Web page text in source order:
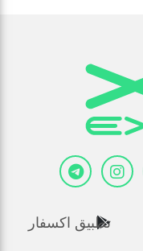
تطبيق اكسفار